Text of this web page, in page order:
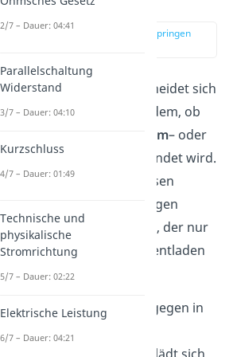
zur Stelle im Video springen
DerKondensator
unterscheidet sich
in seiner Funktion je nachdem, ob
Gleichstrom– oder
Wechselstromkreis
verwendet wird.
In Ersterem kannst du diesen
aufladen und als kurzfristigen
Energiespeicher
benutzen, der nur
durch einen Verbraucher entladen
wird.
Wird ein Kondensator hingegen in
einen
Wechselstromkreis
2/7 – Dauer: 04:41
Parallelschaltung
Widerstand
3/7 – Dauer: 04:10
Kurzschluss
4/7 – Dauer: 01:49
Technische und
physikalische
Stromrichtung
5/7 – Dauer: 02:22
Elektrische Leistung
6/7 – Dauer: 04:21